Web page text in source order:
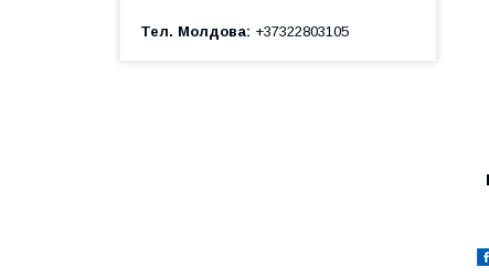
Тел. Молдова +37322803105